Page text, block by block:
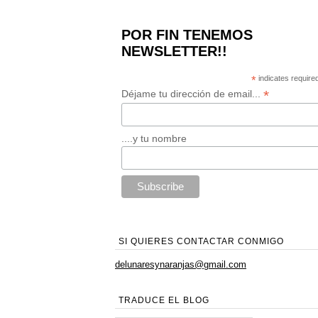
POR FIN TENEMOS
NEWSLETTER!!
* indicates
Déjame tu dirección de email... *
....y tu nombre
SI QUIERES CONTACTAR CONMIGO
delunaresynaranjas@gmail.com
TRADUCE EL BLOG